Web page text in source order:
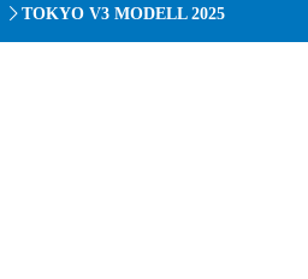
TOKYO V3 MODELL 2025